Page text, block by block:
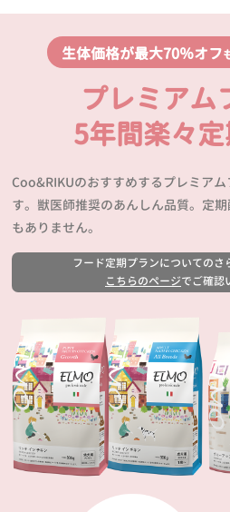
生体価格が最大70％オフ
プレミアム
5年間楽々
Coo&RIKUのおすすめするプレミア
す。獣医師推奨のあんしん品質。定
もありません。
フード定期プランについてのさ
こちらのページでご確認